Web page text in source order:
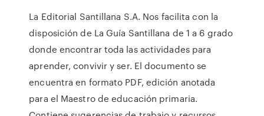
La Editorial Santillana S.A. Nos facilita con la
disposición de La Guía Santillana de 1 a 6 grado
donde encontrar toda las actividades para
aprender, convivir y ser. El documento se
encuentra en formato PDF, edición anotada
para el Maestro de educación primaria.